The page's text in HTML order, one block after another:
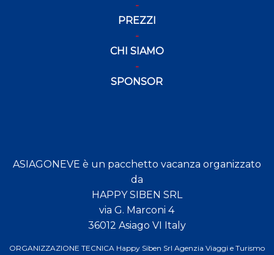
PREZZI
CHI SIAMO
SPONSOR
ASIAGONEVE è un pacchetto vacanza organizzato
da
HAPPY SIBEN SRL
via G. Marconi 4
36012 Asiago VI Italy
ORGANIZZAZIONE TECNICA Happy Siben Srl Agenzia Viaggi e Turismo